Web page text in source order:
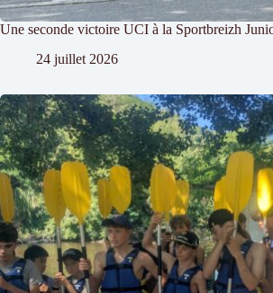
Une seconde victoire UCI à la Sportbreizh
24 juillet 2026